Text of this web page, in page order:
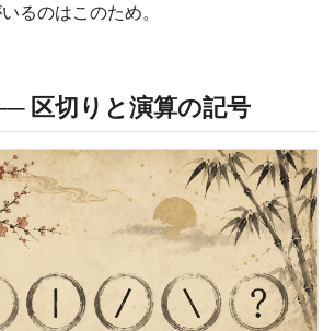
るのはこのため。
区切りと演算の記号